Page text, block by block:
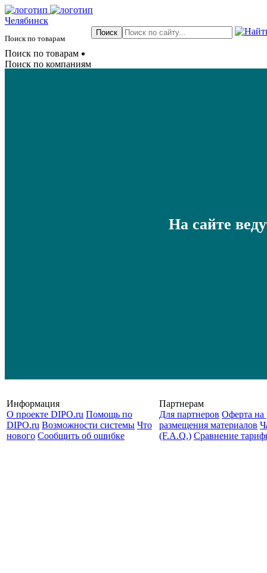
Челябинск
Поиск по товарам
Поиск по товарам
Поиск по компаниям
На сайте
Информация
О проекте DIPO.ru Помощь по
DIPO.ru Возможности системы Что
нового Сообщить об ошибке
Партнерам
Для партнеров Оферта на
размещения материалов
(F.A.Q.) Cравнение